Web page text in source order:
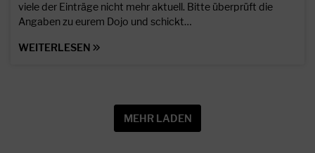
viele der Einträge nicht mehr aktuell. Bitte überprüft die
Angaben zu eurem Dojo und schickt…
WEITERLESEN
MEHR LADEN